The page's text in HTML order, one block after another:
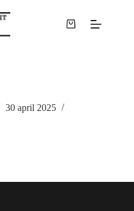
Winkelwagen
30 april 2025